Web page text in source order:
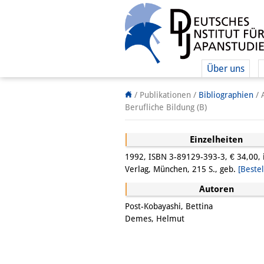
Über uns
/ Publikationen / Bibliographien /
Berufliche Bildung (B)
Einzelheiten
1992, ISBN 3-89129-393-3, € 34,00,
Verlag, München, 215 S., geb.
Autoren
Post-Kobayashi, Bettina
Demes, Helmut